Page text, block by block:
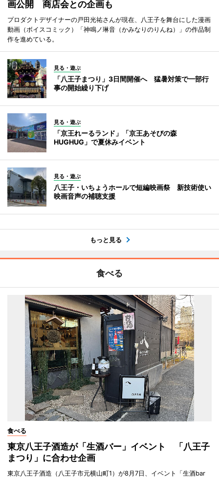
画公開 商店会との企画も
プロダクトデザイナーの戸田光祐さんが現在、八王子を舞台にした漫画
動画（ボイスコミック）「神鳴ノ琳音（かみなりのりんね）」の作品制
作を進めている。
見る・遊ぶ
「八王子まつり」3日間開催へ 猛暑対策で一部行
事の開始繰り下げ
見る・遊ぶ
「京王れーるランド」「京王あそびの森
HUGHUG」で夏休みイベント
見る・遊ぶ
八王子・いちょうホールで短編映画祭 新技術使い
映画音声の補聴支援
もっと見る
食べる
食べる
東京八王子酒造が「生酒バー」イベント 「八王子
まつり」に合わせ企画
東京八王子酒造（八王子市元横山町1）が8月7日、イベント「生酒bar